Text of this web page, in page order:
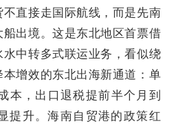
不直接走国际航线，而是先南
出境。这是东北地区首票借
中转多式联运业务，看似绕
增效的东北出海新通道：单
本，出口退税提前半个月到
提升。海南自贸港的政策红